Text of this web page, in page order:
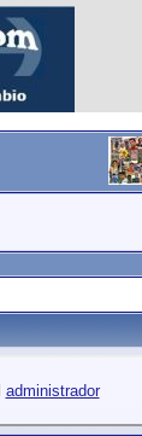
administrador